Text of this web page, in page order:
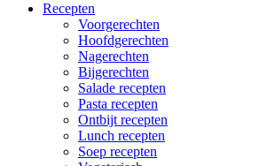
Recepten
Voorgerechten
Hoofdgerechten
Nagerechten
Bijgerechten
Salade recepten
Pasta recepten
Ontbijt recepten
Lunch recepten
Soep recepten